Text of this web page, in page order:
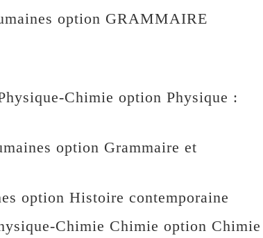
option GRAMMAIRE
Chimie option Physique :
option Grammaire et
option Histoire contemporaine
Chimie Chimie option Chimie